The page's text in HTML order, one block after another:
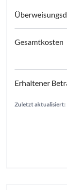
Zuletzt aktualisiert: